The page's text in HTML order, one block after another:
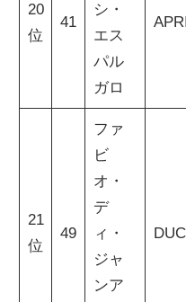
20
位
41
シ・
エス
パル
ガロ
21
位
49
ファ
ビ
オ・
デ
ィ・
ジャ
ンア